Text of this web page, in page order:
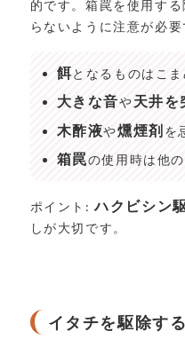
的です。箱罠を使用す
らないように注意が必要
餌となるものはこ
大きな音や天井を
木酢液や燻煙剤を
箱罠の使用時は他
ポイント:ハクビシン
しが大切です。
イタチを駆除す